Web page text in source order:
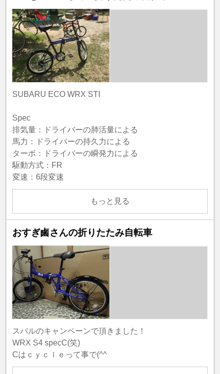
SUBARU ECO WRX STI
Spec
排気量：ドライバーの肺活量による
馬力：ドライバーの持久力による
ターボ：ドライバーの瞬発力による
駆動方式：FR
変速：6段変速
もっと見る
おすぎ鹵さんの折りたたみ自転車
スバルのキャンペーンで頂きました！
WRX S4 specC(笑)
Cはｃｙｃｌｅって事で(^^ゞ